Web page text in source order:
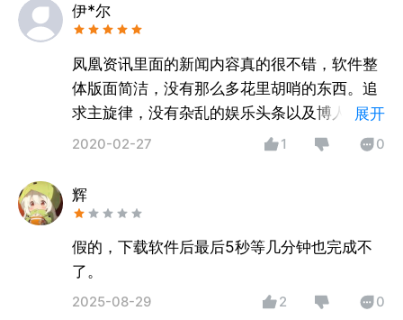
伊*尔
凤凰资讯里面的新闻内容真的很不错，软件整
体版面简洁，没有那么多花里胡哨的东西。追
求主旋律，没有杂乱的娱乐头条以及博人眼球
而没营养的文章。而且还有看新闻还能得金
展开
2020-02-27 1 0
辉
假的，下载软件后最后5秒等几分钟也完成不
了。
2025-08-29 2 0